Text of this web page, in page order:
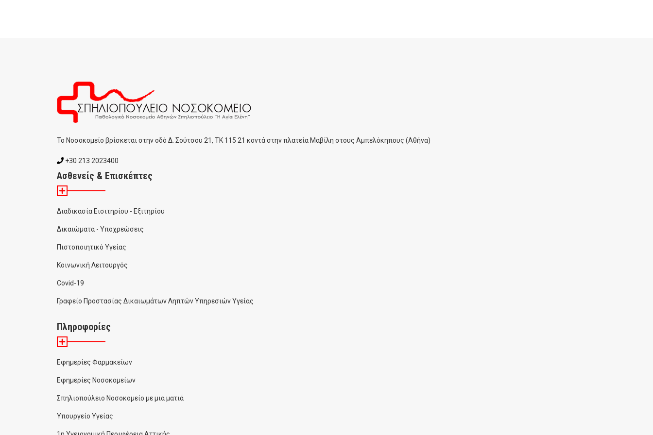
To Noσοκομείο βρίσκεται στην οδό Δ. Σούτσου 21, ΤΚ 115 21 κοντά στην πλατεία Μαβίλη στους Αμπελόκηπους (Αθήνα)
+30 213 2023400
Ασθενείς & Επισκέπτες
Διαδικασία Εισιτηρίου - Εξιτηρίου
Δικαιώματα - Υποχρεώσεις
Πιστοποιητικό Υγείας
Κοινωνική Λειτουργός
Covid-19
Γραφείο Προστασίας Δικαιωμάτων Ληπτών Υπηρεσιών Υγείας
Πληροφορίες
Εφημερίες Φαρμακείων
Εφημερίες Νοσοκομείων
Σπηλιοπούλειο Νοσοκομείο με μια ματιά
Υπουργείο Υγείας